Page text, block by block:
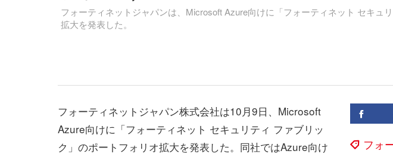
フォーティネットジャパンは、Microsoft Azure向けに「フォーティネット セキュ
拡大を発表した。
フォ
フォーティネットジャパン株式会社は10月9日、Microsoft
Azure向けに「フォーティネット セキュリティ ファブリッ
ク」のポートフォリオ拡大を発表した。同社ではAzure向け